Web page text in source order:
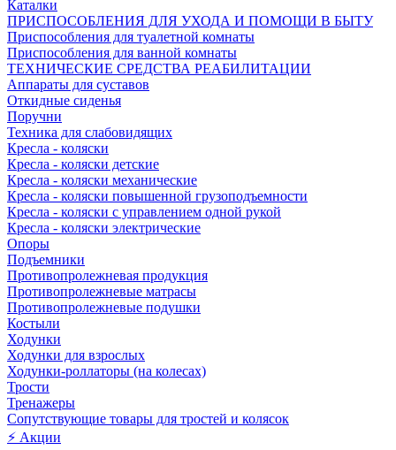
Каталки
ПРИСПОСОБЛЕНИЯ ДЛЯ УХОДА И ПОМОЩИ В БЫТУ
Приспособления для туалетной комнаты
Приспособления для ванной комнаты
ТЕХНИЧЕСКИЕ СРЕДСТВА РЕАБИЛИТАЦИИ
Аппараты для суставов
Откидные сиденья
Поручни
Техника для слабовидящих
Кресла - коляски
Кресла - коляски детские
Кресла - коляски механические
Кресла - коляски повышенной грузоподъемности
Кресла - коляски с управлением одной рукой
Кресла - коляски электрические
Опоры
Подъемники
Противопролежневая продукция
Противопролежневые матрасы
Противопролежневые подушки
Костыли
Ходунки
Ходунки для взрослых
Ходунки-роллаторы (на колесах)
Трости
Тренажеры
Сопутствующие товары для тростей и колясок
⚡ Акции